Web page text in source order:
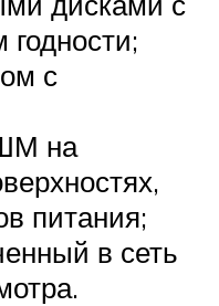
с
на
питания;
в сеть